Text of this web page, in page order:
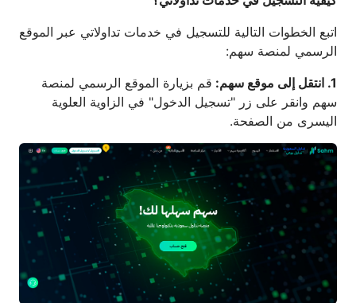
اتبع الخطوات التالية للتسجيل في خدمات تداولاتي عبر الموقع
الرسمي لمنصة سهم:
1. انتقل إلى موقع سهم:
قم بزيارة الموقع الرسمي لمنصة
سهم وانقر على زر "تسجيل الدخول" في الزاوية العلوية
اليسرى من الصفحة.